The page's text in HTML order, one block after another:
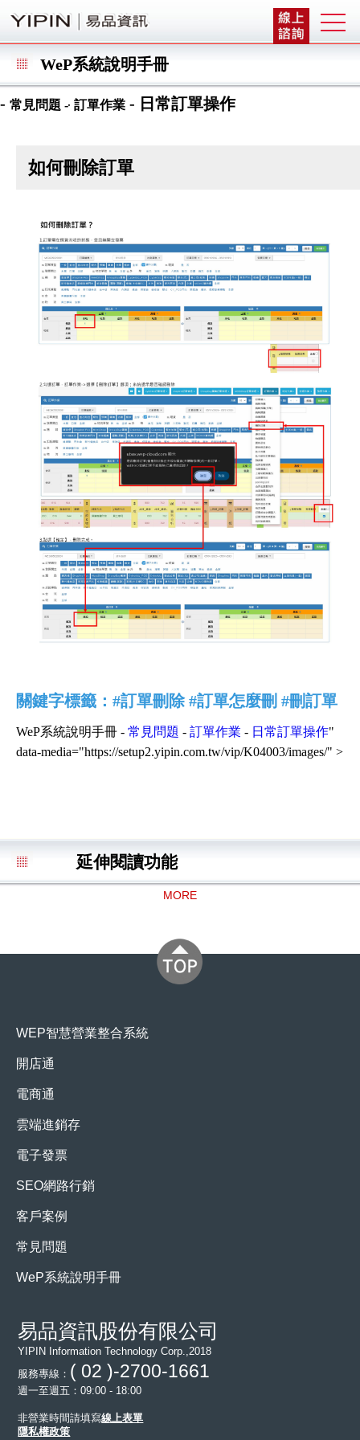
WeP系統說明手冊
- 常見問題 -訂單作業 - 日常訂單操作
如何刪除訂單
關鍵字標籤： #訂單刪除#訂單怎麼刪 #刪訂單
WeP系統說明手冊 - 常見問題 - 訂單作業 - 日常訂單操作"
data-media="https://setup2.yipin.com.tw/vip/K04003/images/" >
延伸閱讀功能
MORE
WEP智慧營業整合系統
開店通
電商通
雲端進銷存
電子發票
SEO網路行銷
客戶案例
常見問題
WeP系統說明手冊
易品資訊股份有限公司
YIPIN Information Technology Corp.,2018
服務專線： ( 02 )-2700-1661
週一至週五：09:00 - 18:00
非營業時間請填寫線上表單
隱私權政策